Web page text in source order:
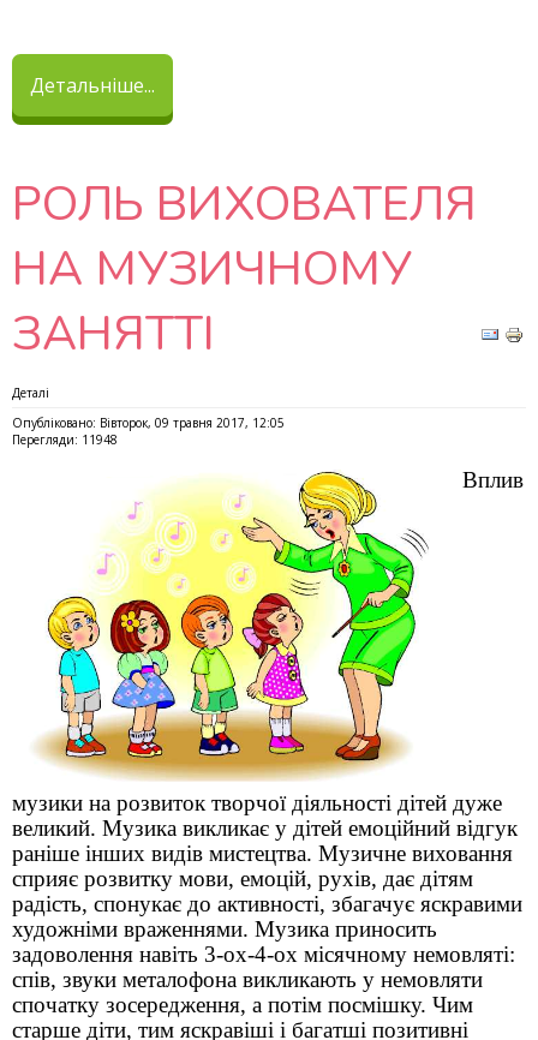
Детальніше...
РОЛЬ ВИХОВАТЕЛЯ
НА МУЗИЧНОМУ
ЗАНЯТТІ
Деталі
Опубліковано: Вівторок, 09 травня 2017, 12:05
Перегляди: 11948
Вплив
музики на розвиток творчої діяльності дітей дуже
великий. Музика викликає у дітей емоційний відгук
раніше інших видів мистецтва. Музичне виховання
сприяє розвитку мови, емоцій, рухів, дає дітям
радість, спонукає до активності, збагачує яскравими
художніми враженнями. Музика приносить
задоволення навіть 3-ох-4-ох місячному немовляті:
спів, звуки металофона викликають у немовляти
спочатку зосередження, а потім посмішку. Чим
старше діти, тим яскравіші і багатші позитивні